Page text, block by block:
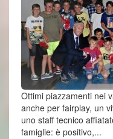
Ottimi piazzamenti nei
anche per fairplay, un
uno staff tecnico
famiglie: è positivo,...